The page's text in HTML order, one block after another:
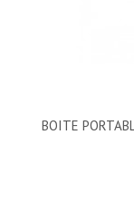
BOITE